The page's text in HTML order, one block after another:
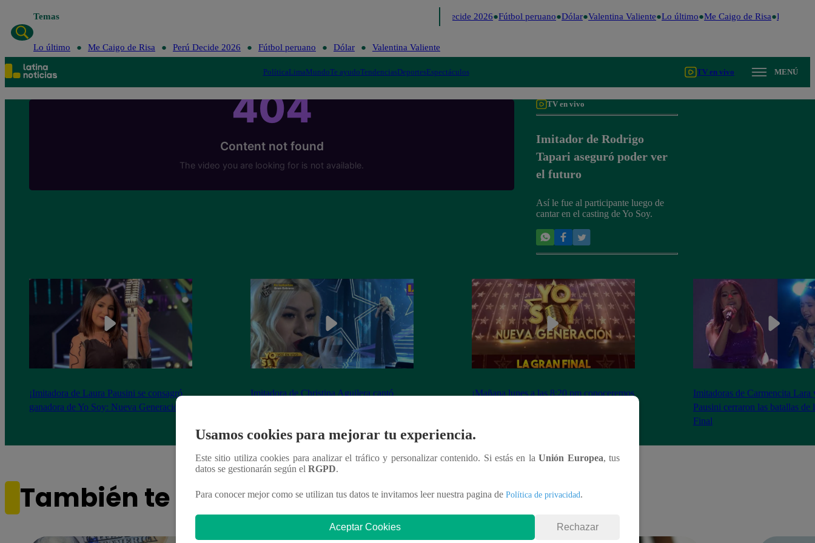
Temas Perú Decide 2026 Fútbol peruano Dólar Valentina Valiente Lo último Me Caigo de Risa Perú
Lo último Me Caigo de Risa Perú Decide 2026 Fútbol peruano Dólar Valentina Valiente
PolíticaLimaMundoTe ayudoTendenciasDeportesEspectáculos TV en vivo MENÚ
TV en vivo
Imitador de Rodrigo
Tapari aseguró poder ver
el futuro
Así le fue al participante luego de
cantar en el casting de Yo Soy.
¡Imitadora de Laura Pausini se consagró
ganadora de Yo Soy: Nueva Generación!
Imitadora de Christina Aguilera cantó
¡Mañana lunes a las 8:20 pm conoceremos
Imitadoras de Carmencita Lara
Pausini cerraron las batallas de
Final
También te puede interesar
Usamos cookies para mejorar tu experiencia.
Este sitio utiliza cookies para analizar el tráfico y personalizar contenido. Si estás en laUnión Europea, tus
datos se gestionarán según el RGPD.
Para conocer mejor como se utilizan tus datos te invitamos leer nuestra pagina de Política de privacidad.
Aceptar Cookies Rechazar